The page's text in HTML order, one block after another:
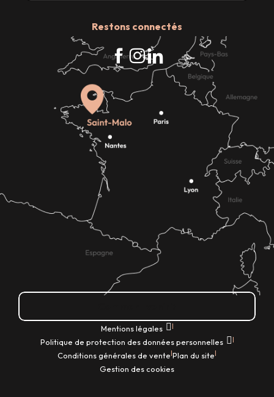
Restons connectés
Mentions légales |
Politique de protection des données personnelles |
Conditions générales de vente|Plan du site|
Gestion des cookies